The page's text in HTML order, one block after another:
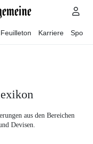
Feuilleton Karriere Sport
aus den Bereichen
Devisen.